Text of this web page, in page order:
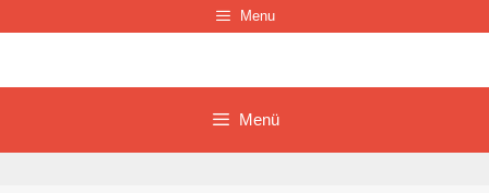
Inhalt
Menu
Menü